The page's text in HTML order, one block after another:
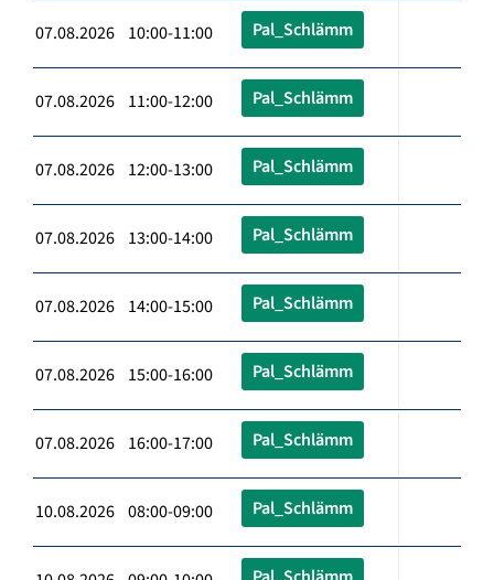
07.08.2026 10:00-11:00 Pal_Schlämm
07.08.2026 11:00-12:00 Pal_Schlämm
07.08.2026 12:00-13:00 Pal_Schlämm
07.08.2026 13:00-14:00 Pal_Schlämm
07.08.2026 14:00-15:00 Pal_Schlämm
07.08.2026 15:00-16:00 Pal_Schlämm
07.08.2026 16:00-17:00 Pal_Schlämm
10.08.2026 08:00-09:00 Pal_Schlämm